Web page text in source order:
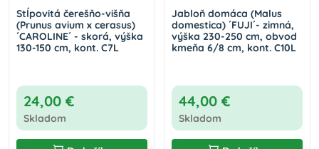
Stĺpovitá čerešňo-višňa
(Prunus avium x cerasus)
´CAROLINE´ - skorá, výška
130-150 cm, kont. C7L
24,00 €
Skladom
Jabloň domáca (Malus
domestica) ´FUJI´- zimná,
výška 230-250 cm, obvod
kmeňa 6/8 cm, kont. C10L
44,00 €
Skladom